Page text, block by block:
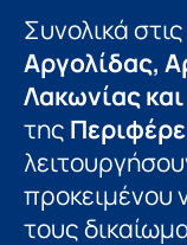
Συνολικά
Αργολίδας,
Λακωνίας
της
προκειμένου
τους